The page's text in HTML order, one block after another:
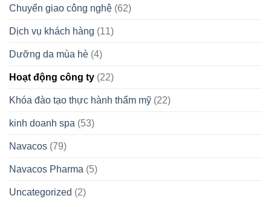
Chuyển giao công nghệ (62)
Dịch vụ khách hàng (11)
Dưỡng da mùa hè (4)
Hoạt động công ty (22)
Khóa đào tạo thực hành thẩm mỹ (22)
kinh doanh spa (53)
Navacos (79)
Navacos Pharma (5)
Uncategorized (2)